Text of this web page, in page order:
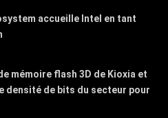
accueille Intel en tant
mémoire flash 3D de Kioxia et
densité de bits du secteur pour